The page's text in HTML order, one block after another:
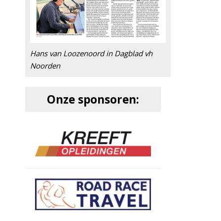
Hans van Loozenoord in Dagblad vh
Noorden
Onze sponsoren: